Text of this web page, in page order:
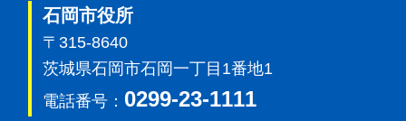
石岡市役所
〒315-8640
茨城県石岡市石岡一丁目1番地1
電話番号： 0299-23-1111